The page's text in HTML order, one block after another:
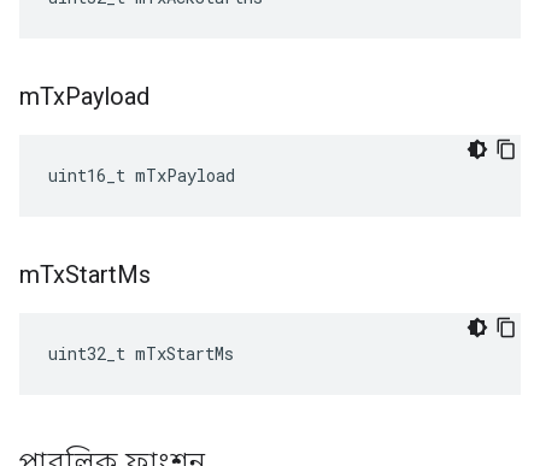
mTxPayload
uint16_t mTxPayload
mTxStartMs
uint32_t mTxStartMs